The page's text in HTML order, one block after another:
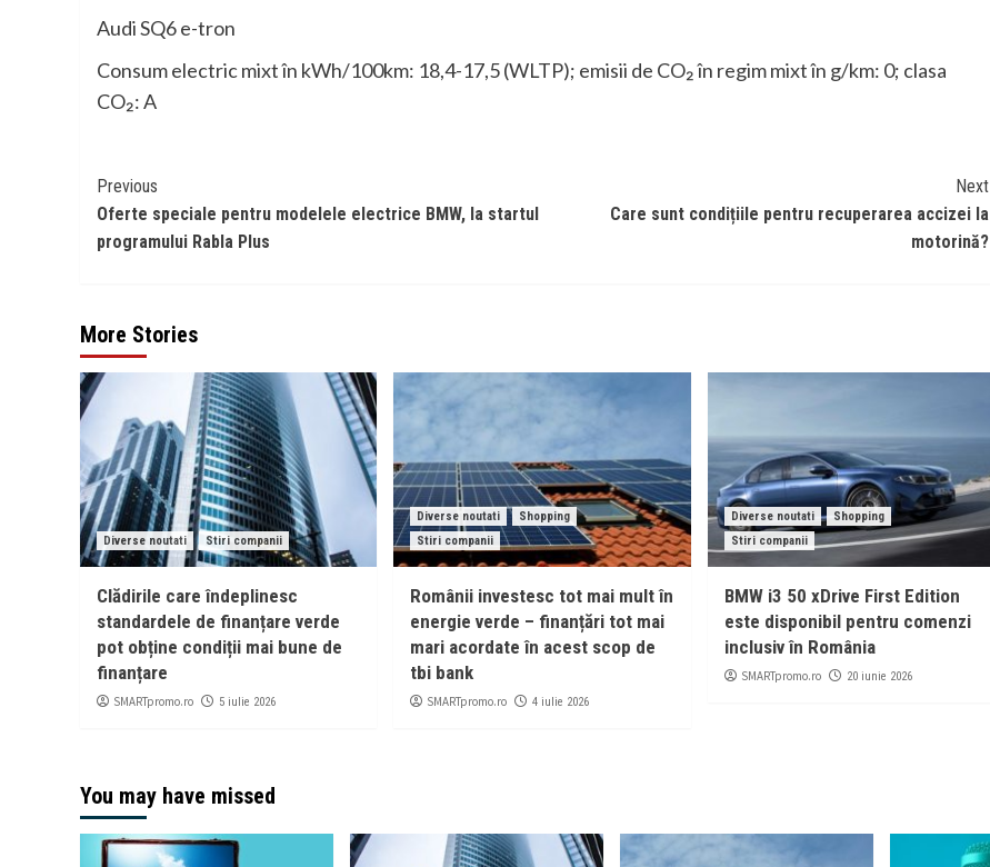
Audi SQ6 e-tron
Consum electric mixt în kWh/100km: 18,4-17,5 (WLTP); emisii de CO₂ în regim mixt în g/km: 0; clasa
CO₂: A
Continue
Reading
Previous
Oferte speciale pentru modelele electrice BMW, la startul
programului Rabla Plus
Next
Care sunt condițiile pentru recuperarea accizei la
motorină?
More Stories
Diverse noutati Stiri companii
Clădirile care îndeplinesc
standardele de finanțare verde
pot obține condiții mai bune de
finanțare
SMARTpromo.ro 5 iulie 2026
Diverse noutati
Shopping
Stiri companii
Românii investesc tot mai mult în
energie verde – finanțări tot mai
mari acordate în acest scop de
tbi bank
SMARTpromo.ro 4 iulie 2026
Diverse noutati
Shopping
Stiri companii
BMW i3 50 xDrive First Edition
este disponibil pentru comenzi
inclusiv în România
SMARTpromo.ro 20 iunie 2026
You may have missed